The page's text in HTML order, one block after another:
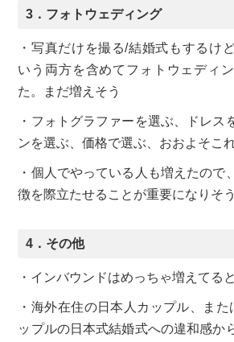
3．フォトウェディング
・写真だけを撮る/結婚式もするけ
いう両方を含めてフォトウェディ
た。まだ増えそう
・フォトグラファーを選ぶ、ドレス
ンを選ぶ、価格で選ぶ、おおよそこ
・個人でやっている人も増えたので
徴を際立たせることが重要になりそう
4．その他
・インバウンドはめっちゃ増えてる
・海外在住の日本人カップル、ま
ップルの日本式結婚式への違和感か